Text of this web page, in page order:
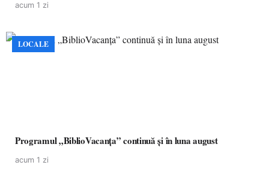
acum 1 zi
LOCALE
Programul „BiblioVacanța” continuă și în luna august
acum 1 zi